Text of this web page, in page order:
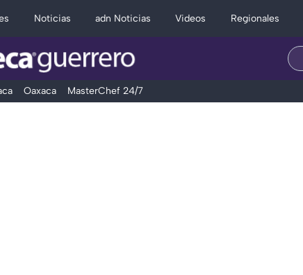
Noticias adn Noticias Videos Regionales
Oaxaca MasterChef 24/7